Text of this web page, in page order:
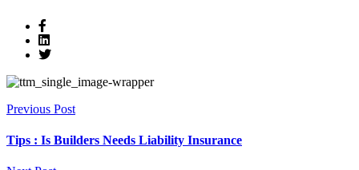
Previous Post
Tips : Is Builders Needs Liability Insurance